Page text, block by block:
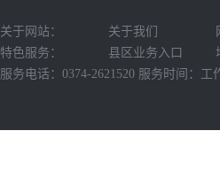
关于网站： 关于我们
特色服务：
县区业务入口
服务电话：0374-2621520 服务时间：工